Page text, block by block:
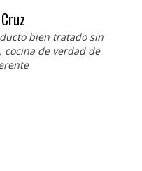
bien tratado sin
cocina de verdad de